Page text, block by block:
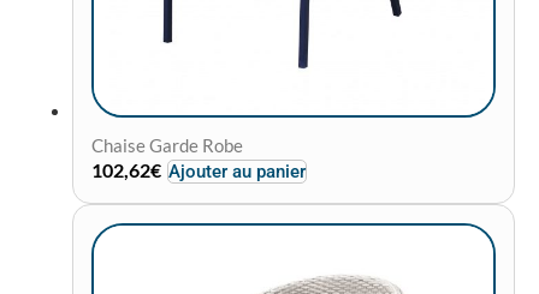
Chaise Garde Robe
102,62€ Ajouter au panier